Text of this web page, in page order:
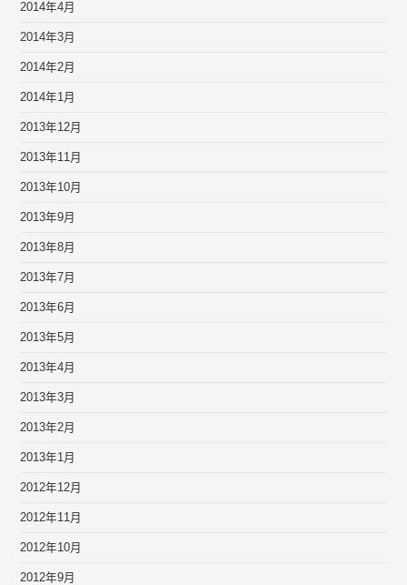
2014年4月
2014年3月
2014年2月
2014年1月
2013年12月
2013年11月
2013年10月
2013年9月
2013年8月
2013年7月
2013年6月
2013年5月
2013年4月
2013年3月
2013年2月
2013年1月
2012年12月
2012年11月
2012年10月
2012年9月